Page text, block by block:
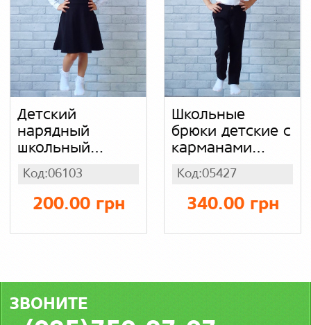
Детский
нарядный
школьный
сарафан
черный юбка
клеш с поясом,
Код:06103
200.00 грн
Школьные
брюки детские с
карманами
(полосочка),
костюмка
Код:05427
340.00 грн
ЗВОНИТЕ